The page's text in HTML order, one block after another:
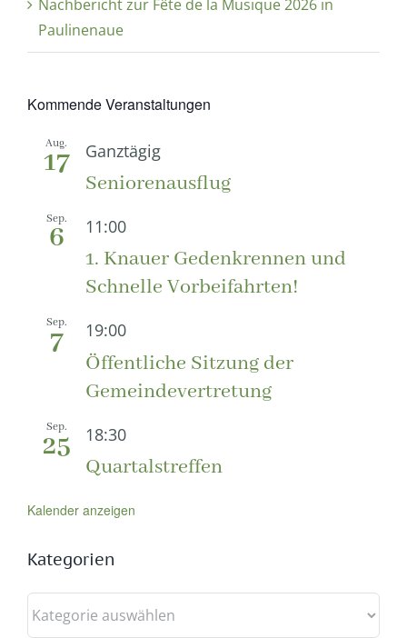
Nachbericht zur Fête de la Musique 2026 in
Paulinenaue
Kommende Veranstaltungen
Aug.
17 Ganztägig
Seniorenausflug
Sep.
6 11:00
1. Knauer Gedenkrennen und
Schnelle Vorbeifahrten!
Sep.
7 19:00
Öffentliche Sitzung der
Gemeindevertretung
Sep.
25 18:30
Quartalstreffen
Kalender anzeigen
Kategorien
Kategorien